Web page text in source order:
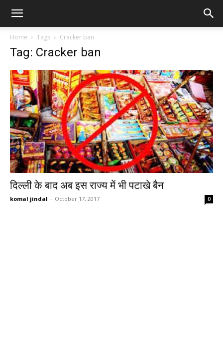
Home Tags Cracker ban
Tag: Cracker ban
दिल्ली के बाद अब इस राज्य में भी पटाखे बैन
komal jindal - October 17, 2017 0